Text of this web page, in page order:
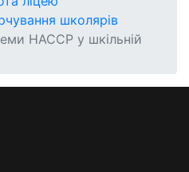
школярів
НАССР у шкільній